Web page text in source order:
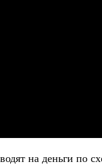
на деньги по